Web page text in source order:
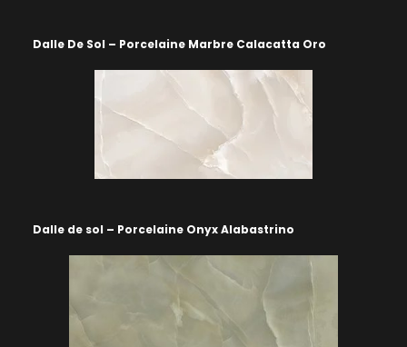
Dalle De Sol – Porcelaine Marbre Calacatta Oro
Dalle de sol – Porcelaine Onyx Alabastrino